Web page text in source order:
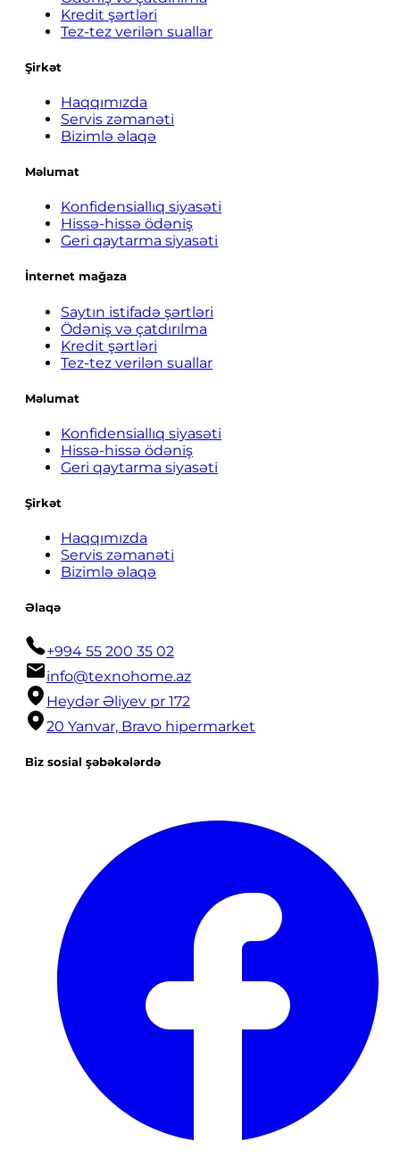
Kredit şərtləri
Tez-tez verilən suallar
Şirkət
Haqqımızda
Servis zəmanəti
Bizimlə əlaqə
Məlumat
Konfidensiallıq siyasəti
Hissə-hissə ödəniş
Geri qaytarma siyasəti
İnternet mağaza
Saytın istifadə şərtləri
Ödəniş və çatdırılma
Kredit şərtləri
Tez-tez verilən suallar
Məlumat
Konfidensiallıq siyasəti
Hissə-hissə ödəniş
Geri qaytarma siyasəti
Şirkət
Haqqımızda
Servis zəmanəti
Bizimlə əlaqə
Əlaqə
+994 55 200 35 02
info@texnohome.az
Heydər Əliyev pr 172
20 Yanvar, Bravo hipermarket
Biz sosial şəbəkələrdə